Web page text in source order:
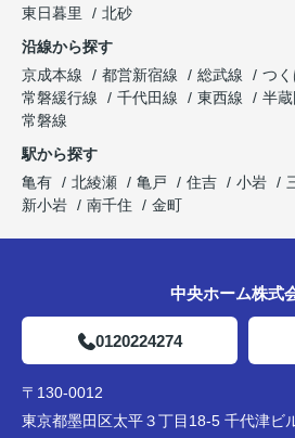
東日暮里
北砂
沿線から探す
京成本線
都営新宿線 総武線
つ
常磐緩行線
千代田線 東西線 半
常磐線
駅から探す
亀有
北綾瀬 亀戸 住吉 小岩
新小岩
南千住 金町
中央ホーム株式
0120224274
〒130-0012
東京都墨田区太平３丁目18-5 千代津ビ